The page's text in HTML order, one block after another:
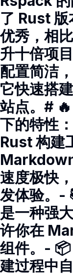
了 Rust
优秀，相
升十倍项
配置简洁
它快速搭
站点。#
下的特性
Rust 构建
速度极快
发体验。-
是一种强
许你在
组件。-
建过程中